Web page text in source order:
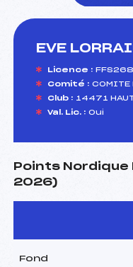
EVE
Licence :
Comité : COMITE
Club : 14471
Val. Lic. : Oui
Points Nordique
2026)
Fond